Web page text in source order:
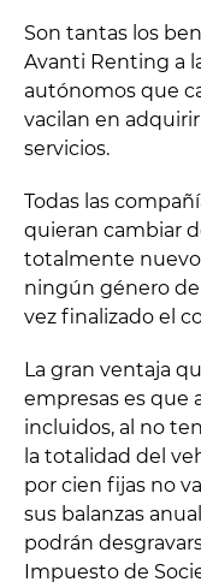
Son tantas los
Avanti Renting a
autónomos que
vacilan en
servicios.
Todas las
quieran cambiar
totalmente nuevo
ningún género
vez finalizado el
La gran ventaja
empresas es que
incluidos, al no
la totalidad del
por cien fijas no
sus balanzas
podrán
Impuesto de